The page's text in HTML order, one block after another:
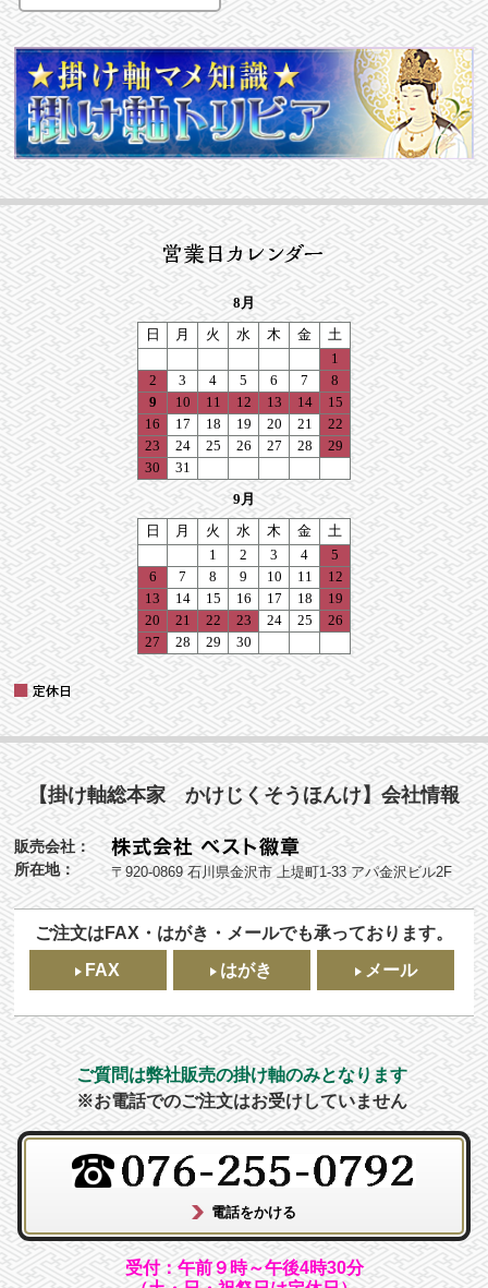
【掛け軸総本家 かけじくそうほんけ】会社情報
販売会社：
所在地：
〒920-0869 石川県金沢市 上堤町1-33 アパ金沢ビル2F
ご注文はFAX・はがき・メールでも承っております。
FAX
はがき メール
ご質問は弊社販売の掛け軸のみとなります
※お電話でのご注文はお受けしていません
受付：午前９時～午後4時30分